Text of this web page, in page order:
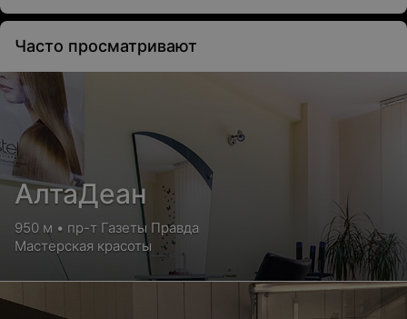
Часто просматривают
АлтаДеан
950 м • пр-т Газеты Правда
Мастерская красоты